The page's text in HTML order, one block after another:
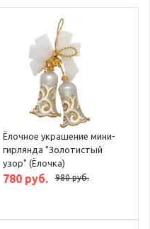
Ёлочное украшение мини-
гирлянда "Золотистый
узор" (Ёлочка)
780 руб. 980 руб.